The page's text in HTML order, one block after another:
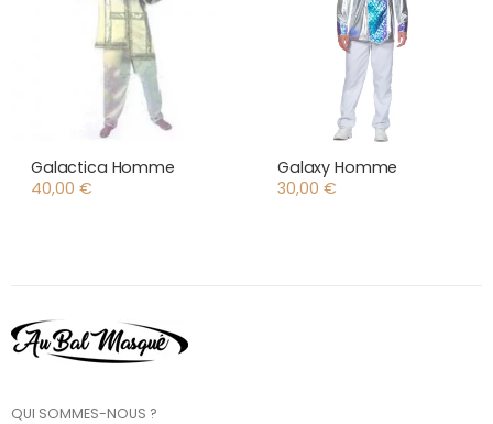
Galactica Homme
40,00 €
Galaxy Homme
30,00 €
QUI SOMMES-NOUS ?